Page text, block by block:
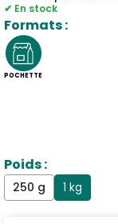
✔ En stock
Formats :
POCHETTE
Poids :
250 g 1 kg